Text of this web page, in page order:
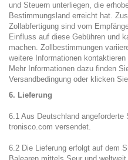
und Steuern unterliegen, die
Bestimmungsland erreicht hat.
Zollabfertigung sind vom
Einfluss auf diese Gebühren und
machen. Zollbestimmungen
weitere Informationen
Mehr Informationen dazu finden
Versandbedingung oder klicken
6. Lieferung
6.1 Aus Deutschland angeforderte
tronisco.com versendet.
6.2 Die Lieferung erfolgt auf dem